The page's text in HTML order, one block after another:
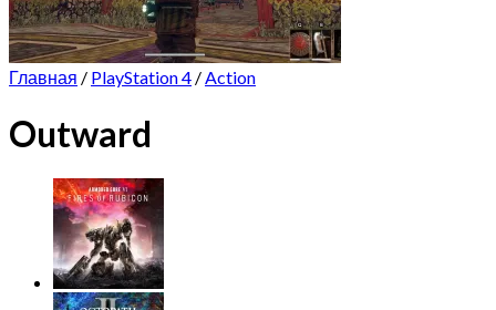
Главная / PlayStation 4 / Action
Outward